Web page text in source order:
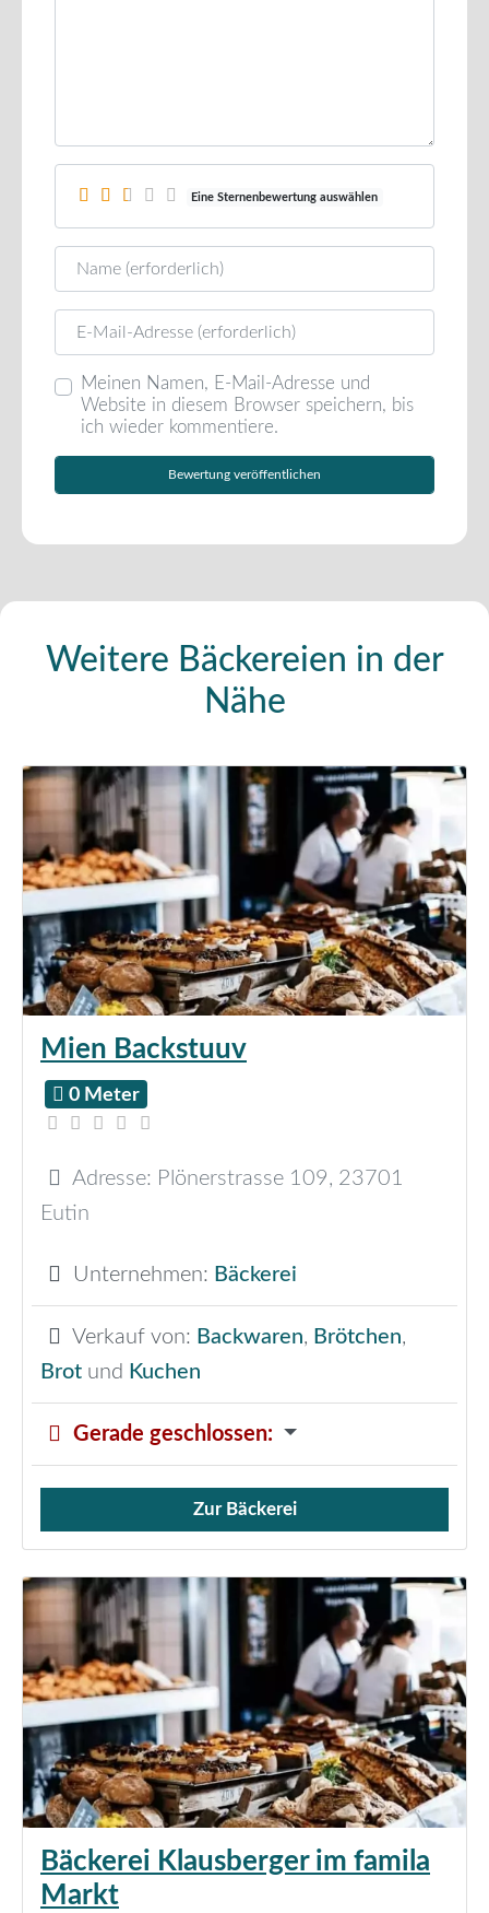
Eine Sternenbewertung auswählen
Name
E-Mail
Meinen Namen, E-Mail-Adresse und
Website in diesem Browser speichern, bis
ich wieder kommentiere.
Weitere Bäckereien in der
Nähe
Mien Backstuuv
0 Meter
Adresse: Plönerstrasse 109, 23701
Eutin
Unternehmen: Bäckerei
Verkauf von: Backwaren, Brötchen,
Brot und Kuchen
Gerade geschlossen:
Verkauf von Brötchen,
Zur Bäckerei
Bäckerei Klausberger im famila
Markt